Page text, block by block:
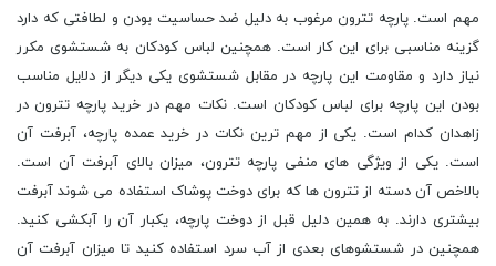
مهم است. پارچه تترون مرغوب به دلیل ضد حساسیت بودن و لطافتی که دارد
گزینه مناسبی برای این کار است. همچنین لباس کودکان به شستشوی مکرر
نیاز دارد و مقاومت این پارچه در مقابل شستشوی یکی دیگر از دلایل مناسب
بودن این پارچه برای لباس کودکان است. نکات مهم در خرید پارچه تترون در
زاهدان کدام است. یکی از مهم ‌ترین نکات در خرید عمده پارچه، آبرفت آن
است. یکی از ویژگی ‌های منفی پارچه تترون، میزان بالای آبرفت آن است.
بالاخص آن دسته از تترون ‌ها که برای دوخت پوشاک استفاده می‌ شوند آبرفت
بیشتری دارند. به همین دلیل قبل از دوخت پارچه، یکبار آن را آبکشی کنید.
همچنین در شستشوهای بعدی از آب سرد استفاده کنید تا میزان آبرفت آن